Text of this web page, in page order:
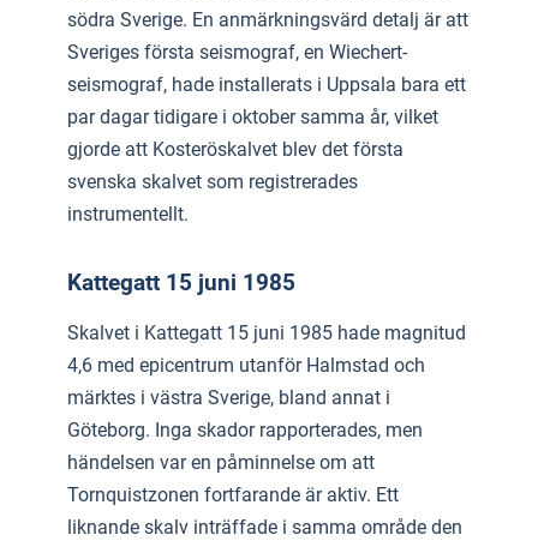
södra Sverige. En anmärkningsvärd detalj är att
Sveriges första seismograf, en Wiechert-
seismograf, hade installerats i Uppsala bara ett
par dagar tidigare i oktober samma år, vilket
gjorde att Kosteröskalvet blev det första
svenska skalvet som registrerades
instrumentellt.
Kattegatt 15 juni 1985
Skalvet i Kattegatt 15 juni 1985 hade magnitud
4,6 med epicentrum utanför Halmstad och
märktes i västra Sverige, bland annat i
Göteborg. Inga skador rapporterades, men
händelsen var en påminnelse om att
Tornquistzonen fortfarande är aktiv. Ett
liknande skalv inträffade i samma område den